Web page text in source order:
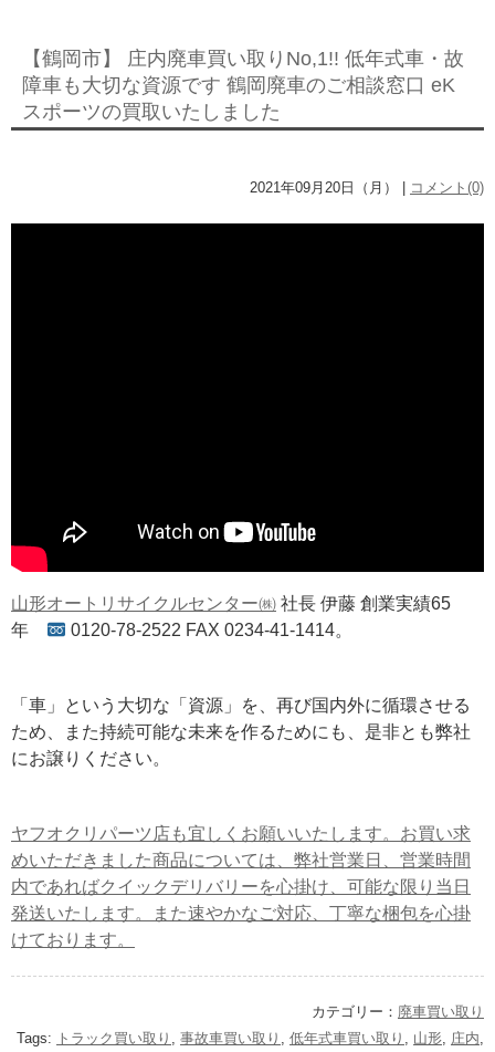
【鶴岡市】 庄内廃車買い取りNo,1!! 低年式車・故
障車も大切な資源です 鶴岡廃車のご相談窓口 eK
スポーツの買取いたしました
2021年09月20日（月） | コメント(0)
山形オートリサイクルセンター㈱ 社長 伊藤 創業実績65
年
0120-78-2522 FAX 0234-41-1414。
「車」という大切な「資源」を、再び国内外に循環させる
ため、また持続可能な未来を作るためにも、是非とも弊社
にお譲りください。
ヤフオクリパーツ店も宜しくお願いいたします。お買い求
めいただきました商品については、弊社営業日、営業時間
内であればクイックデリバリーを心掛け、可能な限り当日
発送いたします。また速やかなご対応、丁寧な梱包を心掛
けております。
カテゴリー： 廃車買い取り
Tags:
トラック買い取り 事故車買い取り 低年式車買い取り 山形 庄内